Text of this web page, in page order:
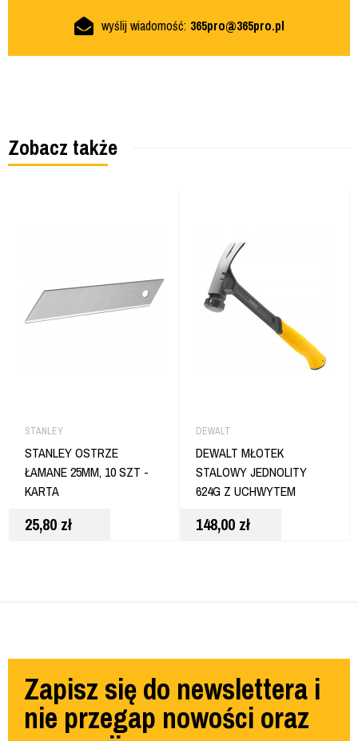
wyślij wiadomość: 365pro@365pro.pl
Zobacz także
STANLEY
STANLEY OSTRZE
ŁAMANE 25MM, 10 SZT -
KARTA
25,80 zł
DEWALT
DEWALT MŁOTEK
STALOWY JEDNOLITY
624G Z UCHWYTEM
DWHT51006-0
148,00 zł
Zapisz się do newslettera i
nie przegap nowości oraz